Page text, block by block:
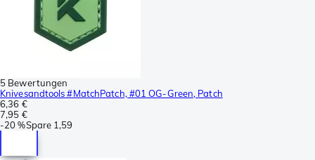
5 Bewertungen
Knivesandtools #MatchPatch, #01 OG-Green, Patch
6,36 €
7,95 €
-20 %Spare 1,59